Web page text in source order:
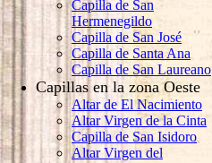
Capilla de San
Hermenegildo
Capilla de San José
Capilla de Santa Ana
Capilla de San Laureano
Capillas en la zona Oeste
Altar de El Nacimiento
Altar Virgen de la Cinta
Capilla de San Isidoro
Altar Virgen del